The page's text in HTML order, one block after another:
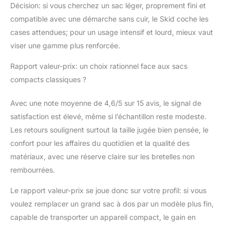
Décision: si vous cherchez un sac léger, proprement fini et
compatible avec une démarche sans cuir, le Skid coche les
cases attendues; pour un usage intensif et lourd, mieux vaut
viser une gamme plus renforcée.
Rapport valeur-prix: un choix rationnel face aux sacs
compacts classiques ?
Avec une note moyenne de 4,6/5 sur 15 avis, le signal de
satisfaction est élevé, même si l’échantillon reste modeste.
Les retours soulignent surtout la taille jugée bien pensée, le
confort pour les affaires du quotidien et la qualité des
matériaux, avec une réserve claire sur les bretelles non
rembourrées.
Le rapport valeur-prix se joue donc sur votre profil: si vous
voulez remplacer un grand sac à dos par un modèle plus fin,
capable de transporter un appareil compact, le gain en